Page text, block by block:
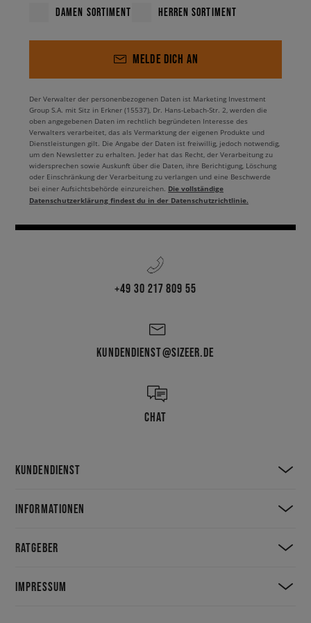
DAMEN SORTIMENT HERREN SORTIMENT
MELDE DICH AN
Der Verwalter der personenbezogenen Daten ist Marketing Investment
Group S.A. mit Sitz in Erkner (15537), Dr. Hans-Lebach-Str. 2, werden die
oben angegebenen Daten im rechtlich begründeten Interesse des
Verwalters verarbeitet, das als Vermarktung der eigenen Produkte und
Dienstleistungen gilt. Die Angabe der Daten ist freiwillig, jedoch notwendig,
um den Newsletter zu erhalten. Jeder hat das Recht, der Verarbeitung zu
widersprechen sowie Auskunft über die Daten, ihre Berichtigung, Löschung
oder Einschränkung der Verarbeitung zu verlangen und eine Beschwerde
bei einer Aufsichtsbehörde einzureichen. Die vollständige
Datenschutzerklärung findest du in der Datenschutzrichtlinie.
+49 30 217 809 55
KUNDENDIENST@SIZEER.DE
CHAT
KUNDENDIENST
INFORMATIONEN
RATGEBER
IMPRESSUM